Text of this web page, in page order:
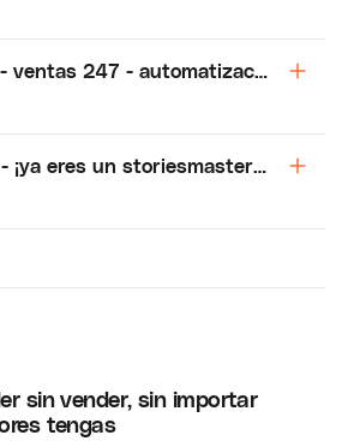
sin vender, sin importar
tengas
ventas 247 - automatizaciones y
¡ya eres un storiesmaster! (+1